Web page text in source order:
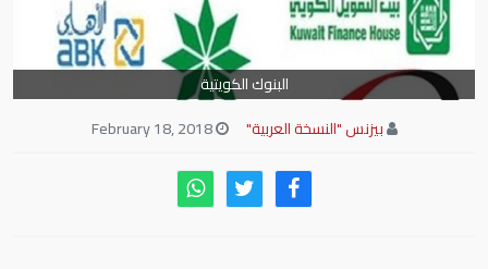
البنوك الكويتية
بيزنس "النسخة العربية"
February 18, 2018